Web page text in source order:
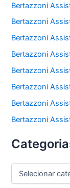
Bertazzoni
Bertazzoni
Bertazzoni
Bertazzoni
Bertazzoni
Bertazzoni
Bertazzoni
Bertazzoni
C